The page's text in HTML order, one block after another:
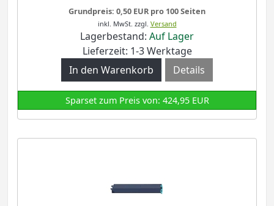
Grundpreis: 0,50 EUR pro 100 Seiten
inkl. MwSt. zzgl. Versand
Lagerbestand: Auf Lager
Lieferzeit: 1-3 Werktage
Details
Sparset zum Preis von: 424,95 EUR